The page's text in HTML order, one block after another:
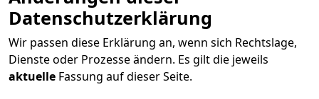
Datenschutzerklärung
Wir passen diese Erklärung an, wenn sich Rechtslage,
Dienste oder Prozesse ändern. Es gilt die jeweils
aktuelle Fassung auf dieser Seite.